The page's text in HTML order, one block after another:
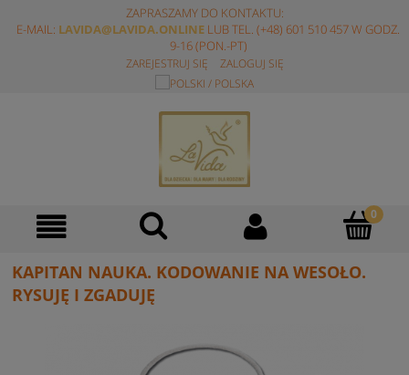
ZAPRASZAMY DO KONTAKTU:
E-MAIL: LAVIDA@LAVIDA.ONLINE LUB TEL. (+48) 601 510 457 W GODZ.
9-16 (PON.-PT)
ZAREJESTRUJ SIĘ ZALOGUJ SIĘ
KAPITAN NAUKA. KODOWANIE NA WESOŁO.
RYSUJĘ I ZGADUJĘ